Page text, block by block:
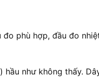
phù hợp, đầu đo
như không thấy.